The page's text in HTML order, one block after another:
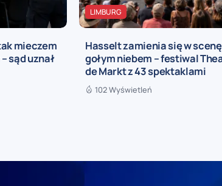
mieczem
sąd uznał
LIMBURG
Hasselt zamienia się w
gołym niebem – festiwal
de Markt z 43 spektaklami
102 Wyświetleń